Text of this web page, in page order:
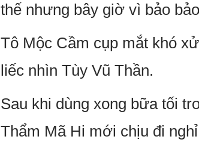
thế nhưng bây giờ vì bảo
Tô Mộc Cầm cụp mắt khó
liếc nhìn Tùy Vũ Thần.
Sau khi dùng xong bữa tối
Thẩm Mã Hi mới chịu đi